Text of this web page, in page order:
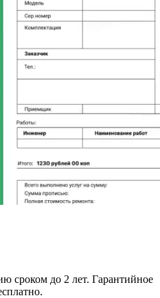
сроком до 2 лет. Гарантийное